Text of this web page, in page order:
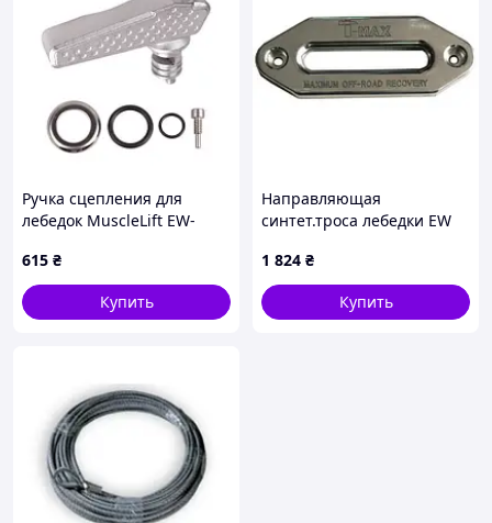
эвакуации и буксировки. Ее можно использовать на
квадроциклах и автомобилях, обеспечивая высокую
эффективность работы.
Купить можете в нашем магазине Michman.com.ua
Ручка сцепления для
лебедок MuscleLift EW-
615 ₴
Купить
Направляющая
синтет.троса лебедки EW
1 824 ₴
Купить